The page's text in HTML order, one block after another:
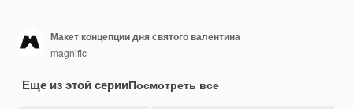
Макет концепции дня святого валентина
magnific
Еще из этой серииПосмотреть все